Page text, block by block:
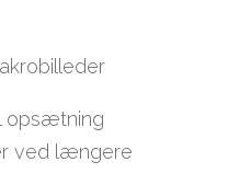
opsætning
ved længere